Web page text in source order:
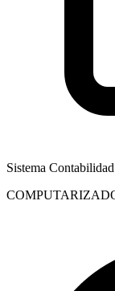
Sistema Contabilidad